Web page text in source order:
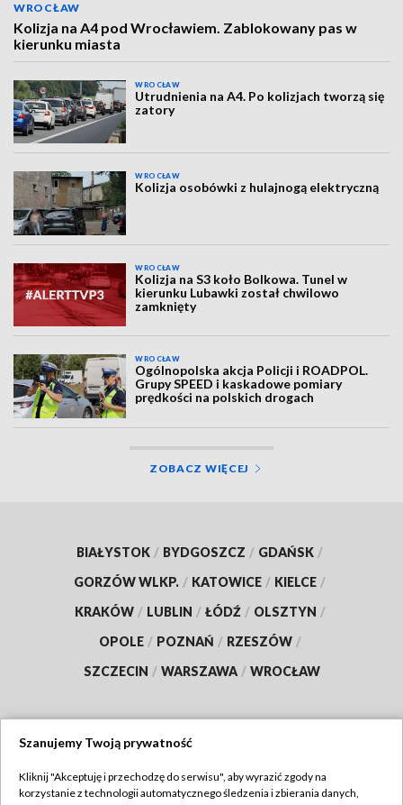
WROCŁAW
Kolizja na A4 pod Wrocławiem. Zablokowany pas w
kierunku miasta
WROCŁAW
Utrudnienia na A4. Po kolizjach tworzą się
zatory
WROCŁAW
Kolizja osobówki z hulajnogą elektryczną
WROCŁAW
Kolizja na S3 koło Bolkowa. Tunel w
kierunku Lubawki został chwilowo
zamknięty
WROCŁAW
Ogólnopolska akcja Policji i ROADPOL.
Grupy SPEED i kaskadowe pomiary
prędkości na polskich drogach
ZOBACZ WIĘCEJ
BIAŁYSTOK / BYDGOSZCZ / GDAŃSK /
GORZÓW WLKP. / KATOWICE / KIELCE /
KRAKÓW / LUBLIN / ŁÓDŹ / OLSZTYN /
OPOLE / POZNAŃ / RZESZÓW /
SZCZECIN / WARSZAWA / WROCŁAW
TVP
Szanujemy Twoją prywatność
Kliknij "Akceptuję i przechodzę do serwisu", aby wyrazić zgody na
korzystanie z technologii automatycznego śledzenia i zbierania danych,